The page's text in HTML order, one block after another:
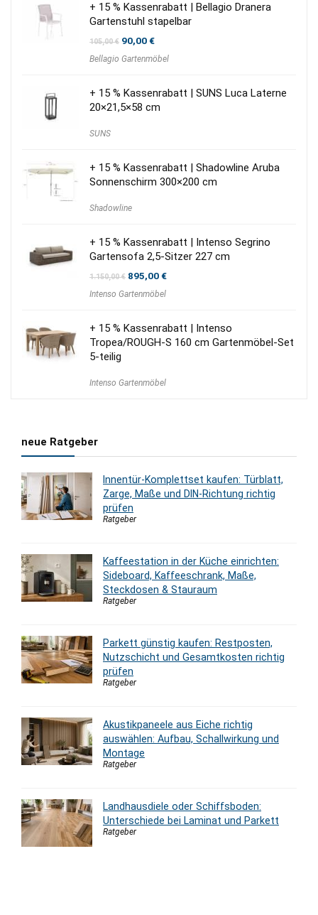
+ 15 % Kassenrabatt | Bellagio Dranera
Gartenstuhl stapelbar
105,00€ Ursprünglicher
war:
90,00€Aktueller
ist:
Bellagio Gartenmöbel
+ 15 % Kassenrabatt | SUNS Luca Laterne
20×21,5×58 cm
SUNS
+ 15 % Kassenrabatt | Shadowline Aruba
Sonnenschirm 300×200 cm
Shadowline
+ 15 % Kassenrabatt | Intenso Segrino
Gartensofa 2,5-Sitzer 227 cm
1.150,00€ Ursprünglicher
war:
895,00€Aktueller
Intenso Gartenmöbel
+ 15 % Kassenrabatt | Intenso
Tropea/ROUGH-S 160 cm Gartenmöbel-Set
5-teilig
Intenso Gartenmöbel
neue Ratgeber
Innentür-Komplettset kaufen: Türblatt,
Zarge, Maße und DIN-Richtung richtig
prüfen
Ratgeber
Kaffeestation in der Küche einrichten:
Sideboard, Kaffeeschrank, Maße,
Steckdosen & Stauraum
Ratgeber
Parkett günstig kaufen: Restposten,
Nutzschicht und Gesamtkosten richtig
prüfen
Ratgeber
Akustikpaneele aus Eiche richtig
auswählen: Aufbau, Schallwirkung und
Montage
Ratgeber
Landhausdiele oder Schiffsboden:
Unterschiede bei Laminat und Parkett
Ratgeber